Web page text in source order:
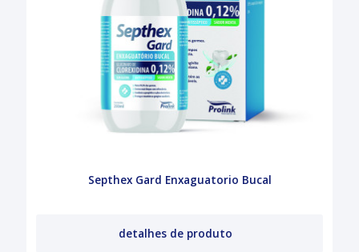
Septhex Gard Enxaguatorio Bucal
detalhes de produto